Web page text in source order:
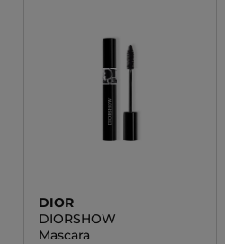
DIOR
DIORSHOW
Mascara